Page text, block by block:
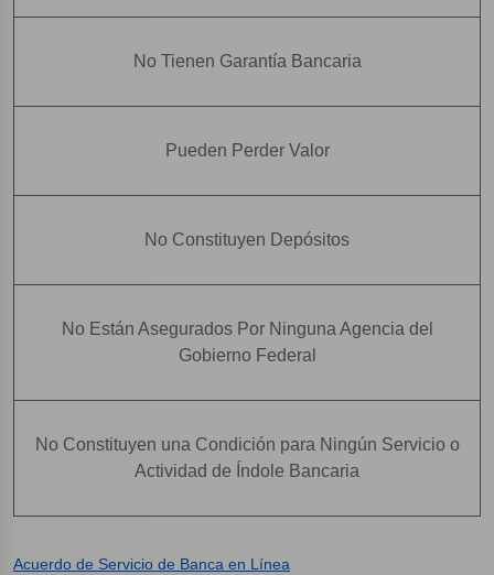
No Tienen Garantía Bancaria
Pueden Perder Valor
No Constituyen Depósitos
No Están Asegurados Por Ninguna Agencia del
Gobierno Federal
No Constituyen una Condición para Ningún Servicio o
Actividad de Índole Bancaria
Acuerdo de Servicio de Banca en Línea